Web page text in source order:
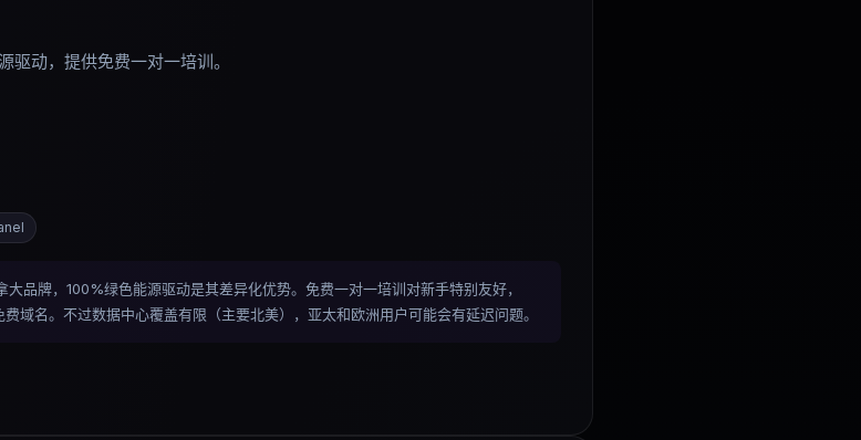
驱动，提供免费一对一培训。
品牌，100%绿色能源驱动是其差异化优势。免费一对一培训对新手特别友好，
域名。不过数据中心覆盖有限（主要北美），亚太和欧洲用户可能会有延迟问题。